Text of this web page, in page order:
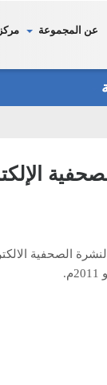
عن المجموعة
الصحفية